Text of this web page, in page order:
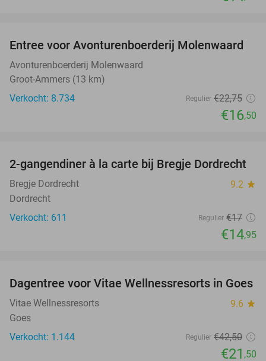
27%
Entree voor Avonturenboerderij Molenwaard
Avonturenboerderij Molenwaard
Groot-Ammers (13 km)
Verkocht: 8.734
Regulier €22,75
€16,50
12%
2-gangendiner à la carte bij Bregje Dordrecht
Bregje Dordrecht 9.2 star
Dordrecht
Verkocht: 611
Regulier €17
€14,95
49%
Dagentree voor Vitae Wellnessresorts in Goes
Vitae Wellnessresorts 9.6 star
Goes
Verkocht: 1.144
Regulier €42,50
€21 ,50